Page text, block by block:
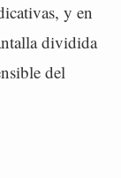
y en
dividida
del